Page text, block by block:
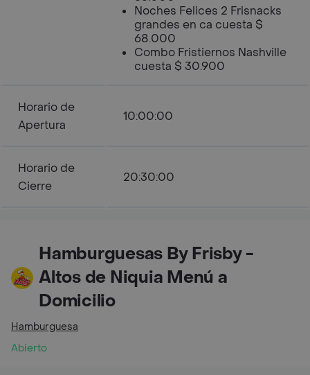
Noches Felices 2 Frisnacks
grandes en ca cuesta $
68.000
Combo Fristiernos Nashville
cuesta $ 30.900
Horario de
Apertura
10:00:00
Horario de
Cierre
20:30:00
Hamburguesas By Frisby -
Altos de Niquia Menú a
Domicilio
Hamburguesa
Abierto